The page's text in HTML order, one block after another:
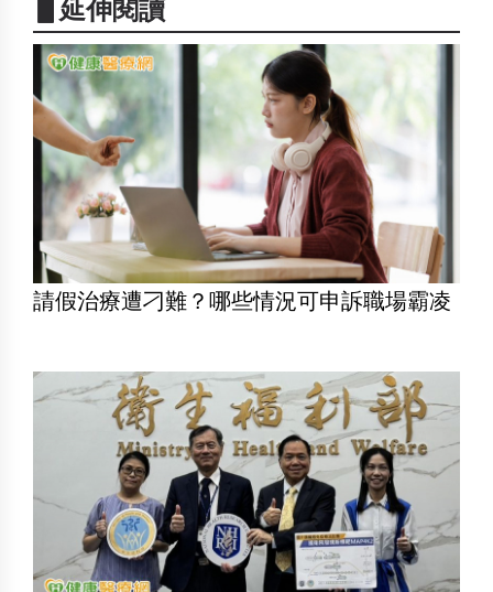
▋延伸閱讀
請假治療遭刁難？哪些情況可申訴職場霸凌